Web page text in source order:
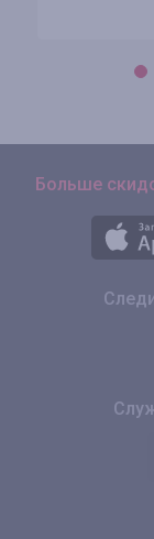
Больше